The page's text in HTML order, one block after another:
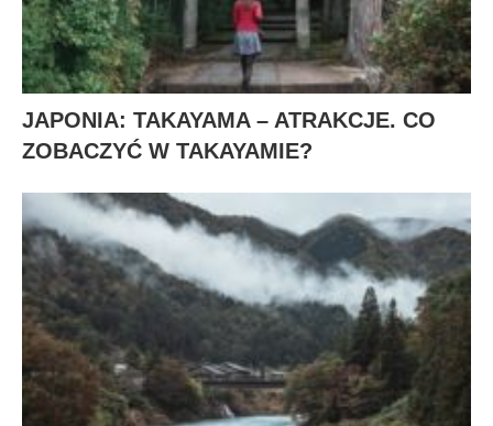
JAPONIA: TAKAYAMA – ATRAKCJE. CO
ZOBACZYĆ W TAKAYAMIE?